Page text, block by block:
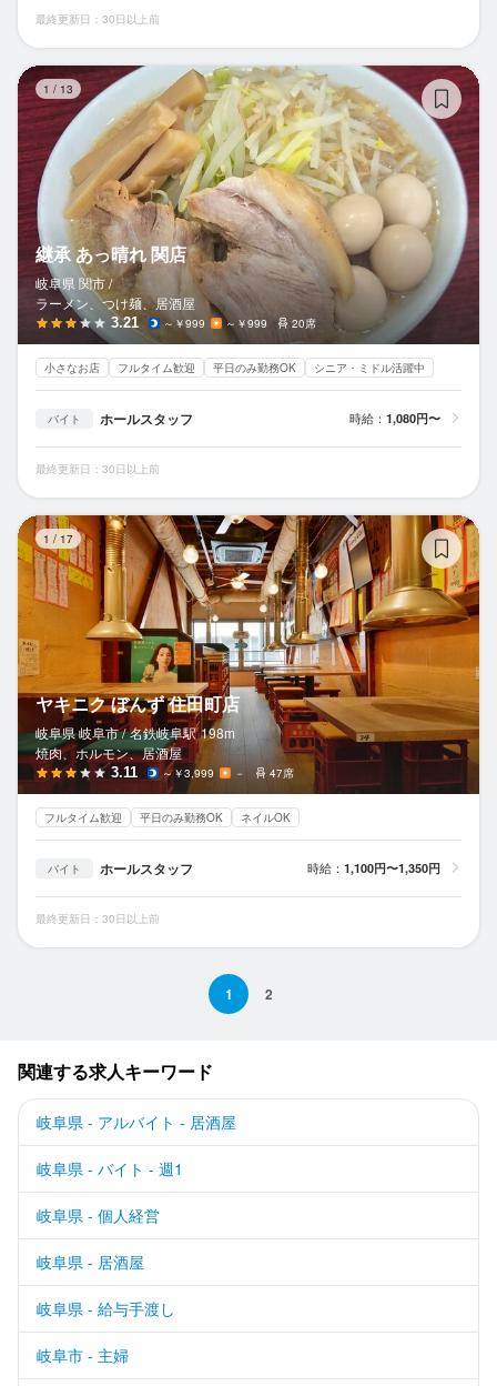
最終更新日：30日以上前
1 / 13
継承 あっ晴れ 関店
岐阜県 関市 /
ラーメン、つけ麺、居酒屋
3.21 ～￥999 ～￥999 20席
小さなお店 フルタイム歓迎 平日のみ勤務OK シニア・ミドル活躍中
バイト ホールスタッフ 時給： 1,080円〜
最終更新日：30日以上前
1 / 17
ヤキニク ぼんず 住田町店
岐阜県 岐阜市 / 名鉄岐阜駅 198m
焼肉、ホルモン、居酒屋
3.11 ～￥3,999 － 47席
フルタイム歓迎 平日のみ勤務OK ネイルOK
バイト ホールスタッフ 時給： 1,100円〜1,350円
最終更新日：30日以上前
1 2
関連する求人キーワード
岐阜県 - アルバイト - 居酒屋
岐阜県 - バイト - 週1
岐阜県 - 個人経営
岐阜県 - 居酒屋
岐阜県 - 給与手渡し
岐阜市 - 主婦